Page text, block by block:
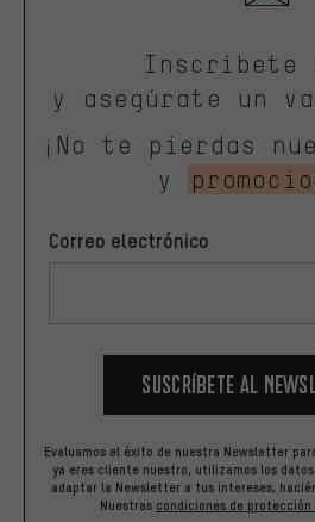
Inscríbete
y asegúrate un
¡No te pierdas
y
Correo electrónico
Suscríbete al
Evaluamos el éxito de nuestra Newsletter
ya eres cliente nuestro, utilizamos los
adaptar la Newsletter a tus intereses,
Nuestras condiciones de protección